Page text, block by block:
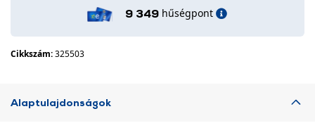
9 349 hűségpont
Cikkszám:325503
Alaptulajdonságok